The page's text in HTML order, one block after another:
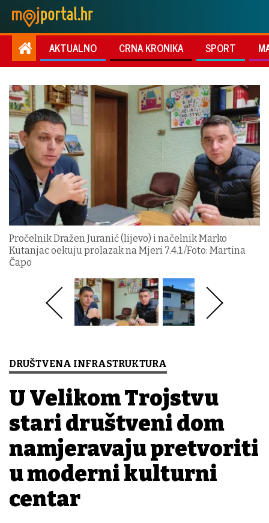
AKTUALNO CRNA KRONIKA SPORT
Pročelnik Dražen Juranić (lijevo) i načelnik Marko
Kutanjac oekuju prolazak na Mjeri 7.4.1./Foto: Martina
Čapo
DRUŠTVENA INFRASTRUKTURA
U Velikom Trojstvu
stari društveni dom
namjeravaju pretvoriti
u moderni kulturni
centar